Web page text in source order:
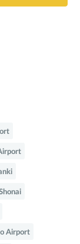
Airport